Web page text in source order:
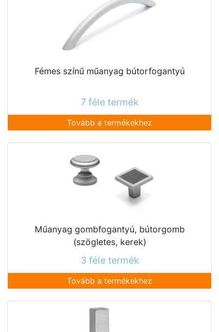
Fémes színű műanyag bútorfogantyú
7 féle termék
Tovább a termékekhez
Műanyag gombfogantyú, bútorgomb
(szögletes, kerek)
3 féle termék
Tovább a termékekhez